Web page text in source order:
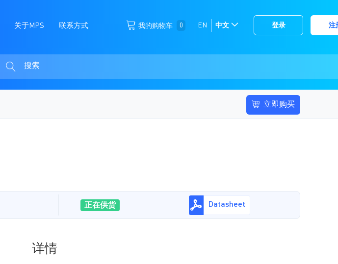
关于MPS 联系方式 我的购物车 0 登录 注
跳
到
EN
选
中文
搜索
立即购买
正在供货 Datasheet
详情